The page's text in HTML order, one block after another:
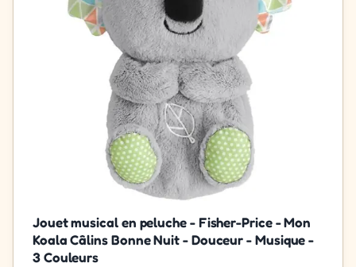
Jouet musical en peluche - Fisher-Price - Mon
Koala Câlins Bonne Nuit - Douceur - Musique -
3 Couleurs